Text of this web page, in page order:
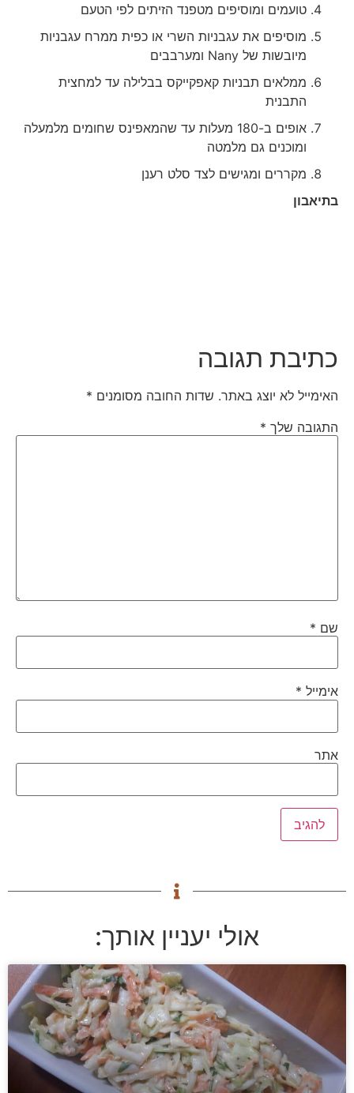
טועמים ומוסיפים מטפנד הזיתים לפי הטעם
מוסיפים את עגבניות השרי או כפית ממרח עגבניות
מיובשות של Nany ומערבבים
ממלאים תבניות קאפקייקס בבלילה עד למחצית
התבנית
אופים ב-180 מעלות עד שהמאפינס שחומים מלמעלה
ומוכנים גם מלמטה
מקררים ומגישים לצד סלט רענן
בתיאבון
כתיבת תגובה
האימייל לא יוצג באתר. שדות החובה מסומנים*
התגובה שלך*
שם*
אימייל*
אתר
אולי יעניין אותך: